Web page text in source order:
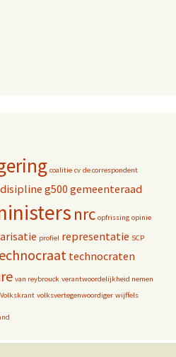
coalitie cv de correspondent
g500 gemeenteraad
nrc opfrissing opinie
profiel representatie SCP
technocraten
van reybrouck verantwoordelijkheid nemen
Volkskrant volksvertegenwoordiger wijffels